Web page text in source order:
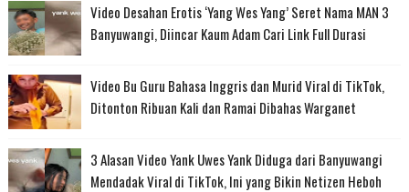
Video Desahan Erotis ‘Yang Wes Yang’ Seret Nama MAN 3
Banyuwangi, Diincar Kaum Adam Cari Link Full Durasi
Video Bu Guru Bahasa Inggris dan Murid Viral di TikTok,
Ditonton Ribuan Kali dan Ramai Dibahas Warganet
3 Alasan Video Yank Uwes Yank Diduga dari Banyuwangi
Mendadak Viral di TikTok, Ini yang Bikin Netizen Heboh